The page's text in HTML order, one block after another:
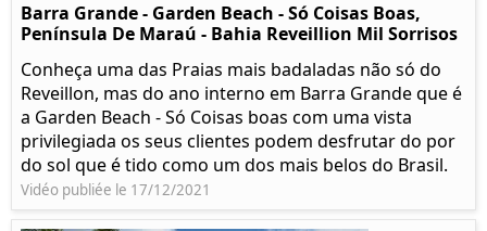
Barra Grande - Garden Beach - Só Coisas Boas,
Península De Maraú - Bahia Reveillion Mil Sorrisos
Conheça uma das Praias mais badaladas não só do
Reveillon, mas do ano interno em Barra Grande que é
a Garden Beach - Só Coisas boas com uma vista
privilegiada os seus clientes podem desfrutar do por
do sol que é tido como um dos mais belos do Brasil.
Vidéo publiée le 17/12/2021